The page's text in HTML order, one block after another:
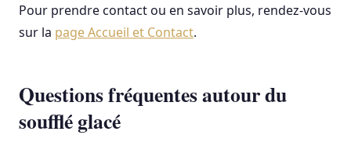
Pour prendre contact ou en savoir plus, rendez-vous
sur la page Accueil et Contact.
Questions fréquentes autour du
soufflé glacé